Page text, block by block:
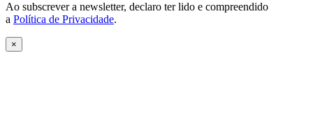
Ao subscrever a newsletter, declaro ter lido e compreendido
a Política de Privacidade.
×